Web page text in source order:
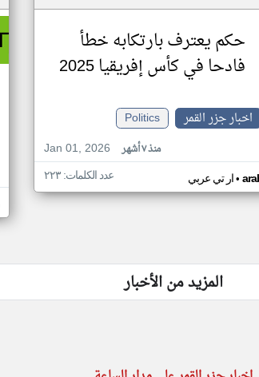
حكم يعترف بارتكابه خطأ
فادحا في كأس إفريقيا 2025
اخبار جزر القمر
Politics
Jan 01, 2026
منذ ٧ أشهر
ار تي عربي• عدد الكلمات: ٢٢٣
المزيد من الأخبار